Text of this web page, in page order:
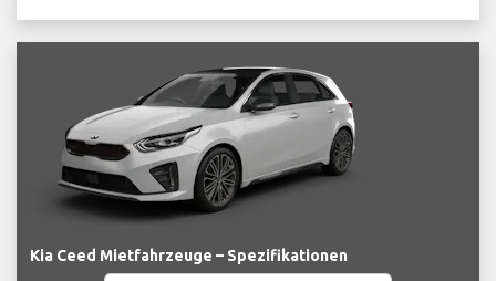
Kia Ceed Mietfahrzeuge – Spezifikationen